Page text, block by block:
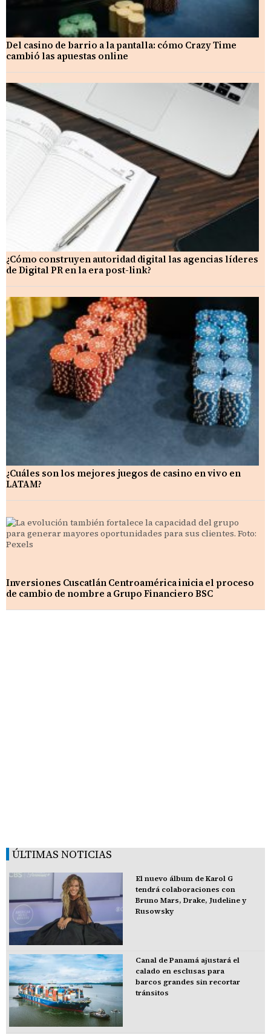
Del casino de barrio a la pantalla: cómo Crazy Time
cambió las apuestas online
¿Cómo construyen autoridad digital las agencias líderes
de Digital PR en la era post-link?
¿Cuáles son los mejores juegos de casino en vivo en
LATAM?
Inversiones Cuscatlán Centroamérica inicia el proceso
de cambio de nombre a Grupo Financiero BSC
ÚLTIMAS NOTICIAS
El nuevo álbum de Karol G
tendrá colaboraciones con
Bruno Mars, Drake, Judeline y
Rusowsky
Canal de Panamá ajustará el
calado en esclusas para
barcos grandes sin recortar
tránsitos